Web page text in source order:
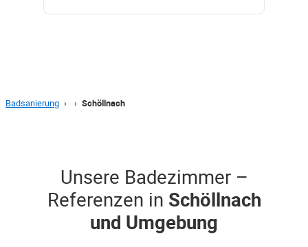
Badsanierung › › Schöllnach
Unsere Badezimmer –
Referenzen in Schöllnach
und Umgebung